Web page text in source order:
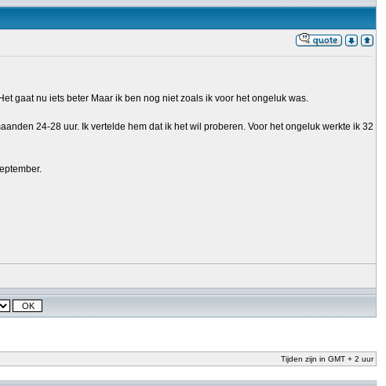
gaat nu iets beter Maar ik ben nog niet zoals ik voor het ongeluk was.
24-28 uur. Ik vertelde hem dat ik het wil proberen. Voor het ongeluk werkte ik 32
Tijden zijn in GMT + 2 uur